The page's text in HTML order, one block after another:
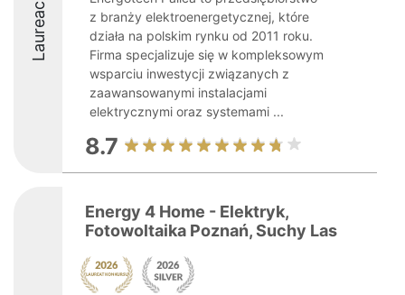
Laureaci
z branży elektroenergetycznej, które
działa na polskim rynku od 2011 roku.
Firma specjalizuje się w kompleksowym
wsparciu inwestycji związanych z
zaawansowanymi instalacjami
elektrycznymi oraz systemami ...
8.7
Energy 4 Home - Elektryk,
Fotowoltaika Poznań, Suchy Las